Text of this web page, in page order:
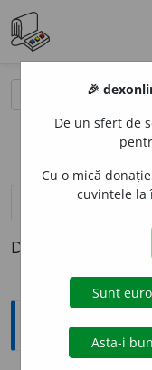
definiții (1)
Definiția cu ID-ul
Explicative
🎉
De un sfert de
Cu o mică
cuvintele la